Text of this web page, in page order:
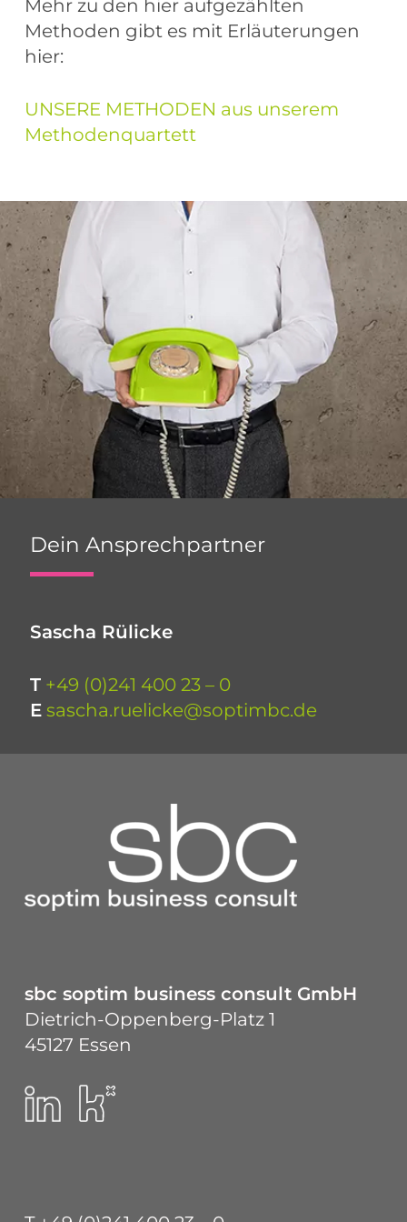
mit zahlreichen Produkten
(Microsoft Visio, Bizagi
modelliert
Mehr zu den hier aufgezählten
Methoden gibt es mit Erläuterungen
hier:
UNSERE METHODEN aus unserem
Methodenquartett
Dein Ansprechpartner
Sascha Rülicke
T +49 (0)241 400 23 – 0
E sascha.ruelicke@soptimbc.de
sbc soptim business consult GmbH
Dietrich-Oppenberg-Platz 1
45127 Essen